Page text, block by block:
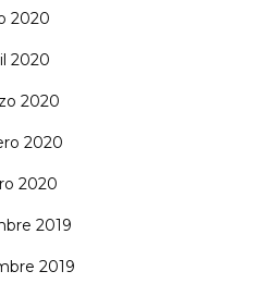
2020
2020
2020
2020
2020
2019
2019